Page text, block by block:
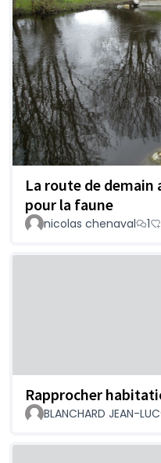
La route de demain
pour la faune
nicolas chenaval 1
Rapprocher
BLANCHARD JEAN-LUC